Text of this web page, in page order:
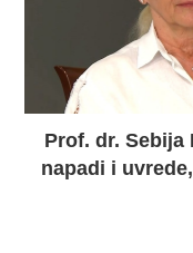
Prof. dr. Sebija
napadi i